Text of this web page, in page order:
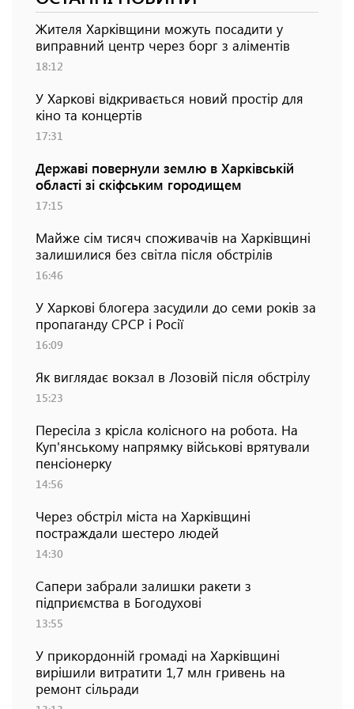
Жителя Харківщини можуть посадити у
виправний центр через борг з аліментів
18:12
У Харкові відкривається новий простір для
кіно та концертів
17:31
Державі повернули землю в Харківській
області зі скіфським городищем
17:15
Майже сім тисяч споживачів на Харківщині
залишилися без світла після обстрілів
16:46
У Харкові блогера засудили до семи років за
пропаганду СРСР і Росії
16:09
Як виглядає вокзал в Лозовій після обстрілу
15:23
Пересіла з крісла колісного на робота. На
Куп'янському напрямку військові врятували
пенсіонерку
14:56
Через обстріл міста на Харківщині
постраждали шестеро людей
14:30
Сапери забрали залишки ракети з
підприємства в Богодухові
13:55
У прикордонній громаді на Харківщині
вирішили витратити 1,7 млн гривень на
ремонт сільради